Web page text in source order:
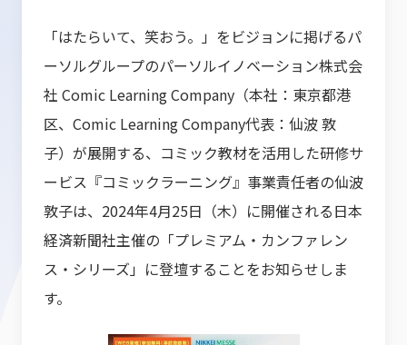
「はたらいて、笑おう。」をビジョンに掲げるパ
ーソルグループのパーソルイノベーション株式会
社 Comic Learning Company（本社：東京都港
区、Comic Learning Company代表：仙波 敦
子）が展開する、コミック教材を活用した研修サ
ービス『コミックラーニング』事業責任者の仙波
敦子は、2024年4月25日（木）に開催される日本
経済新聞社主催の「プレミアム・カンファレン
ス・シリーズ」に登壇することをお知らせしま
す。